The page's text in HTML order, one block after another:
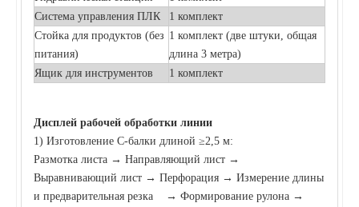
Система управления ПЛК
1 комплект
Стойка для продуктов (без
питания)
1 комплект (две штуки, общая
длина 3 метра)
Ящик для инструментов
1 комплект
Дисплей рабочей обработки линии
1) Изготовление С-балки длиной ≥2,5 м:
Размотка листа → Направляющий лист →
Выравнивающий лист → Перфорация → Измерение длины
и предварительная резка → Формирование рулона →